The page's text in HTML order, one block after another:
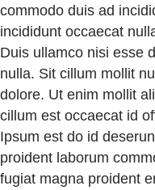
commodo duis ad
incididunt occaecat
Duis ullamco nisi esse
nulla. Sit cillum mollit
dolore. Ut enim mollit
cillum est occaecat id
Ipsum est do id
proident laborum
fugiat magna proident